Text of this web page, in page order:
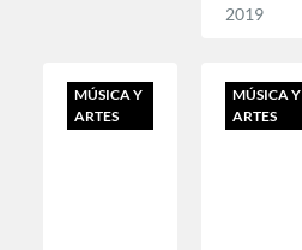
2019
MÚSICA Y
ARTES
MÚSICA Y
ARTES